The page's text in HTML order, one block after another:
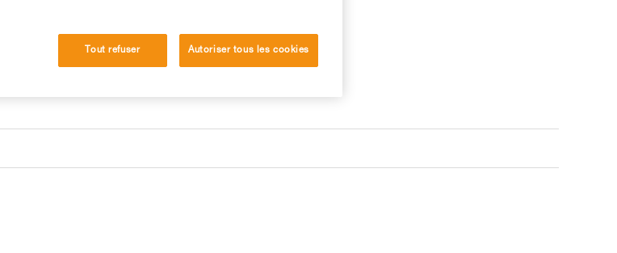
Tout refuser Autoriser tous les cookies